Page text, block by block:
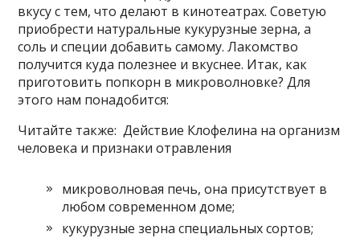
вкусу с тем, что делают в кинотеатрах. Советую
приобрести натуральные кукурузные зерна, а
соль и специи добавить самому. Лакомство
получится куда полезнее и вкуснее. Итак, как
приготовить попкорн в микроволновке? Для
этого нам понадобится:
Читайте также: Действие Клофелина на организм
человека и признаки отравления
микроволновая печь, она присутствует в
любом современном доме;
кукурузные зерна специальных сортов;